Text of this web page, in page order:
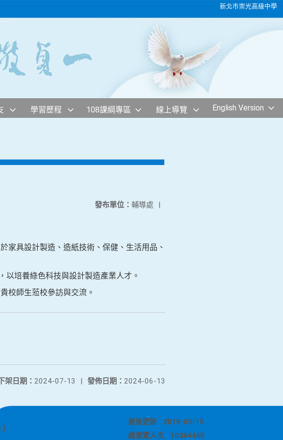
新北市崇光高級中學
學習歷程 108課綱專區 線上導覽 English Version
發布單位： 輔導處 |
家具設計製造、造紙技術、保健、生活用品、
培養綠色科技與設計製造產業人才。
校師生蒞校參訪與交流。
發佈日期： 2024-06-13
架日期： 2024-07-13 |
最後更新
2019-05-15
總瀏覽人次
10364468